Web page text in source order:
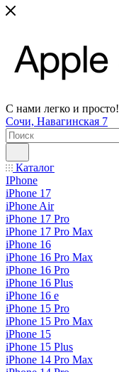
С нами легко и просто!
Сочи, Навагинская 7
Каталог
IPhone
iPhone 17
iPhone Air
iPhone 17 Pro
iPhone 17 Pro Max
iPhone 16
iPhone 16 Pro Max
iPhone 16 Pro
iPhone 16 Plus
iPhone 16 e
iPhone 15 Pro
iPhone 15 Pro Max
iPhone 15
iPhone 15 Plus
iPhone 14 Pro Max